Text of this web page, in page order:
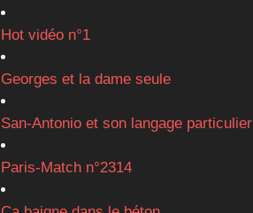
Hot vidéo n°1
Georges et la dame seule
San-Antonio et son langage particulier
Paris-Match n°2314